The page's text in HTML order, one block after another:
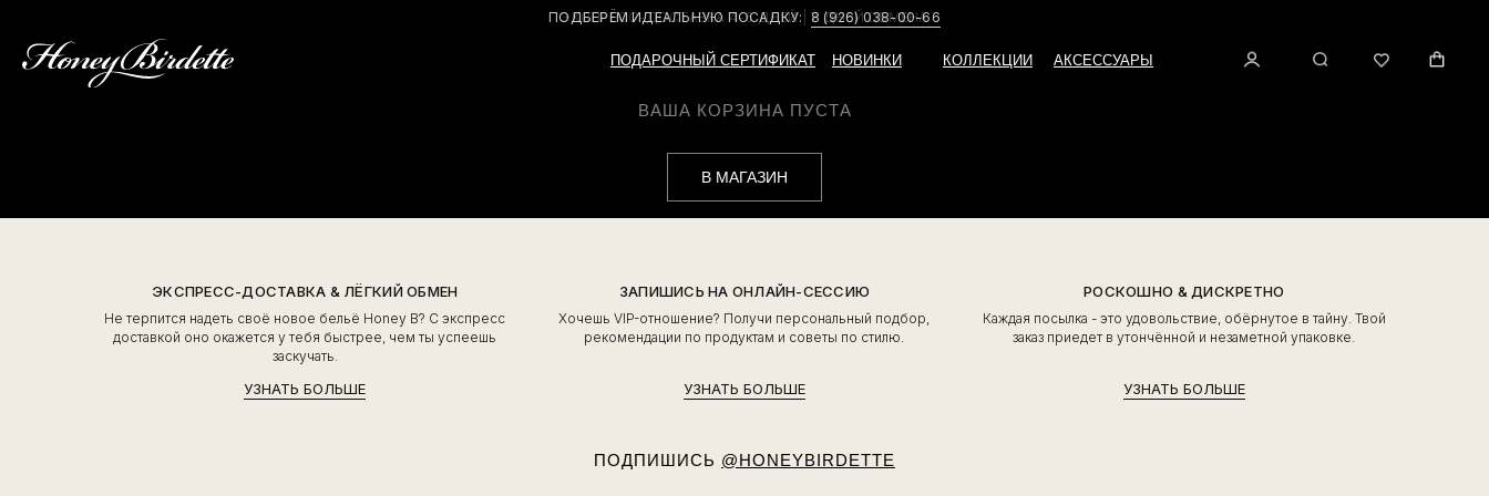
ПОДБЕРЁМ ИДЕАЛЬНУЮ ПОСАДКУ: 8 (926) 038-00-66
НОВИНКИ КОЛЛЕКЦИИ
ПОДАРОЧНЫЙ СЕРТИФИКАТ АКСЕССУАРЫ
ВАША КОРЗИНА ПУСТА
В МАГАЗИН
ЭКСПРЕСС-ДОСТАВКА & ЛЁГКИЙ ОБМЕН
Не терпится надеть своё новое бельё Honey B? С экспресс
доставкой оно окажется у тебя быстрее, чем ты успеешь
заскучать.
УЗНАТЬ БОЛЬШЕ
ЗАПИШИСЬ НА ОНЛАЙН-СЕССИЮ
Хочешь VIP-отношение? Получи персональный подбор,
рекомендации по продуктам и советы по стилю.
УЗНАТЬ БОЛЬШЕ
РОСКОШНО & ДИСКРЕТНО
Каждая посылка - это удовольствие, обёрнутое в тайну. Твой
заказ приедет в утончённой и незаметной упаковке.
УЗНАТЬ БОЛЬШЕ
ПОДПИШИСЬ @HONEYBIRDETTE